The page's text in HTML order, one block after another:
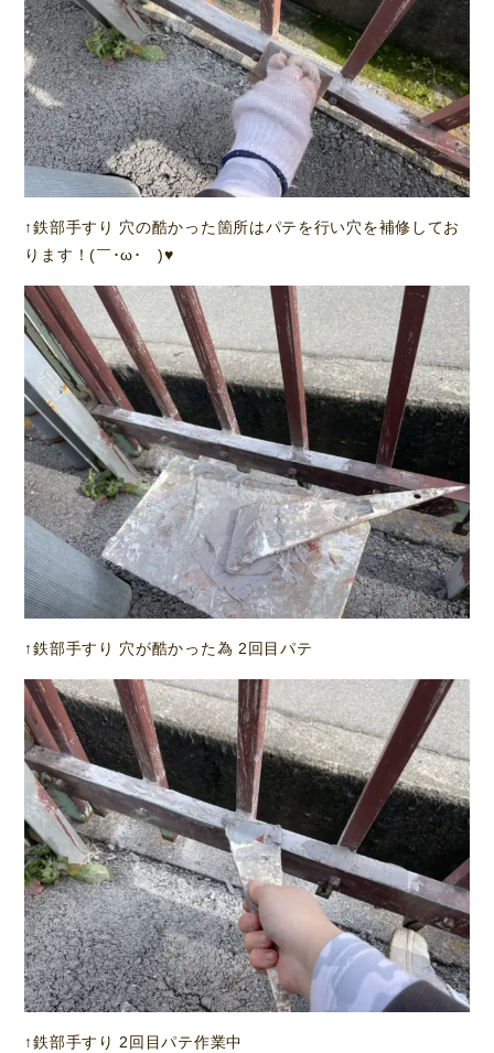
↑鉄部手すり 穴の酷かった箇所はパテを行い穴を補修してお
ります！(￣･ω･￣)♥️
↑鉄部手すり 穴が酷かった為 2回目パテ
↑鉄部手すり 2回目パテ作業中